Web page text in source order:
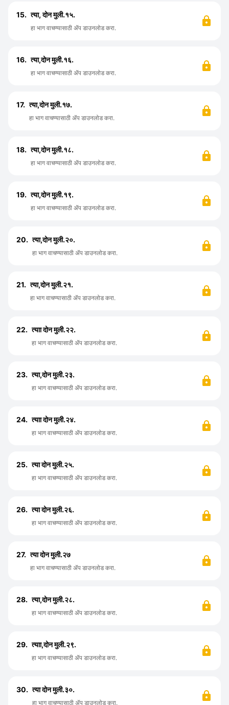
15. त्या, दोन मुली.१५.
हा भाग वाचण्यासाठी ॲप डाउनलोड करा.
16. त्या,दोन मुली.१६.
हा भाग वाचण्यासाठी ॲप डाउनलोड करा.
17. त्या,दोन मुली.१७.
हा भाग वाचण्यासाठी ॲप डाउनलोड करा.
18. त्या,दोन मुली.१८.
हा भाग वाचण्यासाठी ॲप डाउनलोड करा.
19. त्या,दोन मुली.१९.
हा भाग वाचण्यासाठी ॲप डाउनलोड करा.
20. त्या,दोन मुली.२०.
हा भाग वाचण्यासाठी ॲप डाउनलोड करा.
21. त्या,दोन मुली.२१.
हा भाग वाचण्यासाठी ॲप डाउनलोड करा.
22. त्याा दोन मुली.२२.
हा भाग वाचण्यासाठी ॲप डाउनलोड करा.
23. त्या,दोन मुली.२३.
हा भाग वाचण्यासाठी ॲप डाउनलोड करा.
24. त्याा दोन मुली.२४.
हा भाग वाचण्यासाठी ॲप डाउनलोड करा.
25. त्या दोन मुली.२५.
हा भाग वाचण्यासाठी ॲप डाउनलोड करा.
26. त्या दोन मुली.२६.
हा भाग वाचण्यासाठी ॲप डाउनलोड करा.
27. त्या दोन मुली.२७
हा भाग वाचण्यासाठी ॲप डाउनलोड करा.
28. त्या,दोन मुली.२८.
हा भाग वाचण्यासाठी ॲप डाउनलोड करा.
29. त्याा,दोन मुली.२९.
हा भाग वाचण्यासाठी ॲप डाउनलोड करा.
30. त्या दोन मुली.३०.
हा भाग वाचण्यासाठी ॲप डाउनलोड करा.